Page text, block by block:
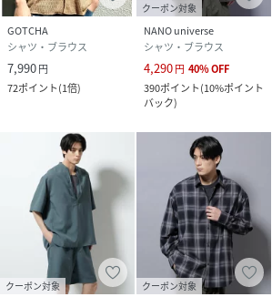
GOTCHA
シャツ・ブラウス
7,990円
72ポイント(1倍)
クーポン対象
NANO universe
シャツ・ブラウス
4,290円 40%OFF
390ポイント(10%ポイント
バック)
クーポン対象 クーポン対象